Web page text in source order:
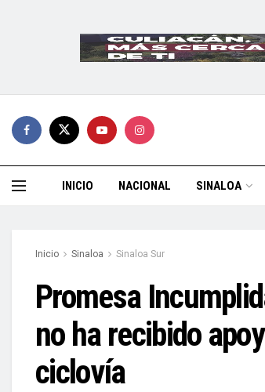
INICIO NACIONAL SINALOA
Inicio Sinaloa Sinaloa Sur
Promesa
no ha recibido
ciclovía